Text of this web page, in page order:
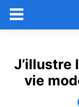
J’illustre
vie